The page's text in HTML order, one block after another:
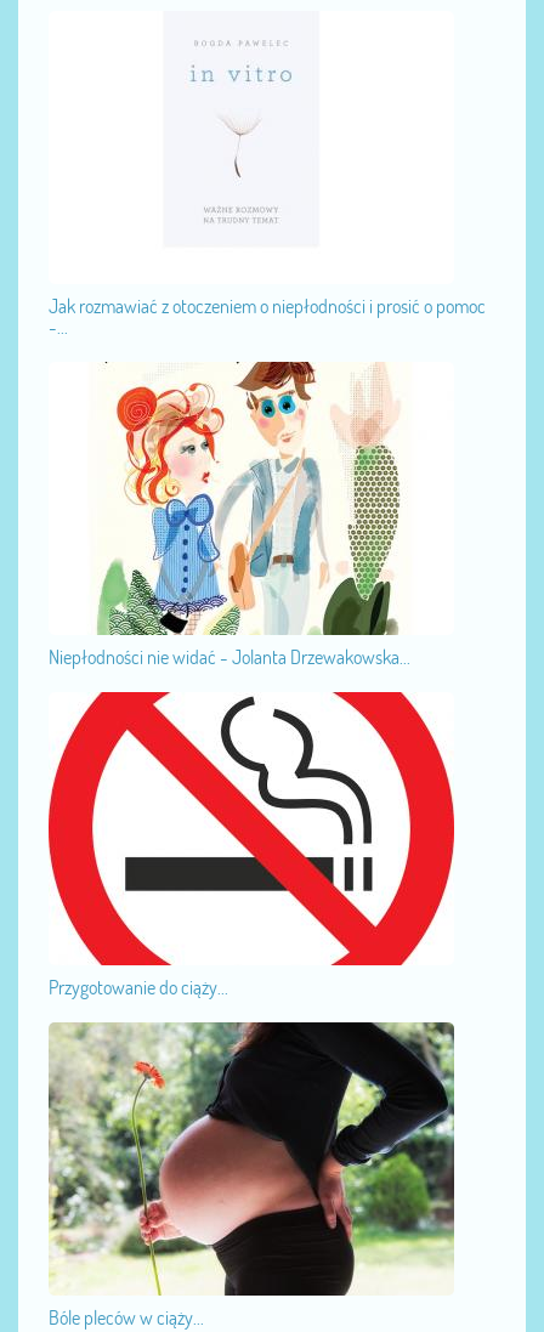
Jak rozmawiać z otoczeniem o niepłodności i prosić o pomoc
-...
Niepłodności nie widać - Jolanta Drzewakowska...
Przygotowanie do ciąży...
Bóle pleców w ciąży...